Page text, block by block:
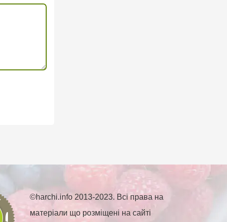
©harchi.info 2013-2023. Всі права на
матеріали що розміщені на сайті